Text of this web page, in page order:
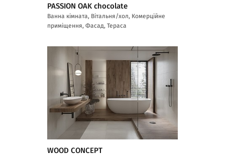
PASSION OAK chocolate
Ванна кімната, Вітальня/хол, Комерційне
приміщення, Фасад, Тераса
WOOD CONCEPT